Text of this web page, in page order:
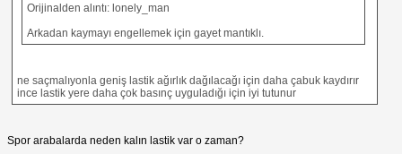
Orijinalden alıntı: lonely_man
Arkadan kaymayı engellemek için gayet mantıklı.
ne saçmalıyonla geniş lastik ağırlık dağılacağı için daha çabuk kaydırır
ince lastik yere daha çok basınç uyguladığı için iyi tutunur
Spor arabalarda neden kalın lastik var o zaman?